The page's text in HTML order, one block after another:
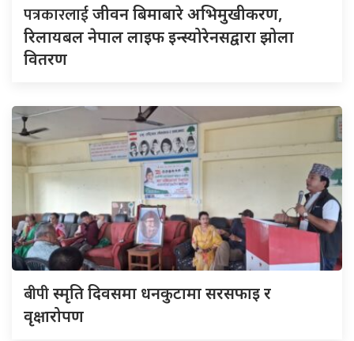
पत्रकारलाईजीवन बिमाबारे अभिमुखीकरण,
रिलायबल नेपाल लाइफ इन्स्योरेनसद्वारा झोला
वितरण
बीपीस्मृति दिवसमा धनकुटामा सरसफाइ र
वृक्षारोपण